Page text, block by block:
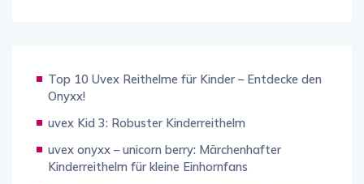
Top 10 Uvex Reithelme für Kinder – Entdecke den
Onyxx!
uvex Kid 3: Robuster Kinderreithelm
uvex onyxx – unicorn berry: Märchenhafter
Kinderreithelm für kleine Einhornfans